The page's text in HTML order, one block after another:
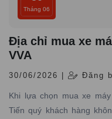
Tháng 06
Địa chỉ mua xe
VVA
30/06/2026 | Đăng
Khi lựa chọn mua xe
Tiến quý khách hàng